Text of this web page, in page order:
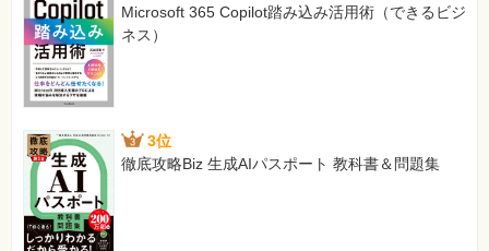
Microsoft 365 Copilot踏み込み活用術（できるビジ
ネス）
3位
徹底攻略Biz 生成AIパスポート 教科書＆問題集